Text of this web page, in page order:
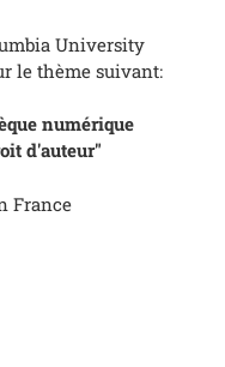
University
le thème suivant:
numérique
d'auteur"
France